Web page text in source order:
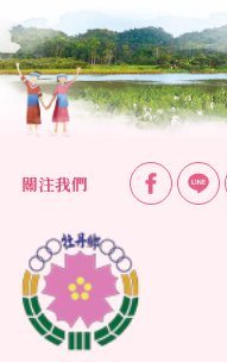
關注我們